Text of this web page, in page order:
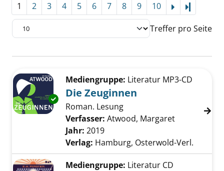
1 2 3 4 5 6 7 8 9 10
Treffer pro Seite
Zu den Suchfiltern springen
Exemplar-Details von Die Zeuginnen
Mediengruppe: Literatur MP3-CD
Die Zeuginnen
Roman. Lesung
Verfasser: Atwood, Margaret
Jahr: 2019
Verlag: Hamburg, Osterwold-Verl.
Mediengruppe: Literatur CD